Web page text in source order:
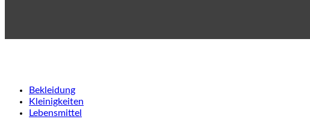
Bekleidung
Kleinigkeiten
Lebensmittel